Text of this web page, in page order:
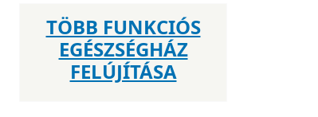
TÖBB FUNKCIÓS
EGÉSZSÉGHÁZ
FELÚJÍTÁSA